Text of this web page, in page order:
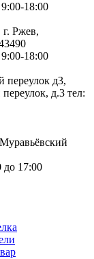
18:00
Ржев,
18:00
д3,
д.3 тел:
до 17:00